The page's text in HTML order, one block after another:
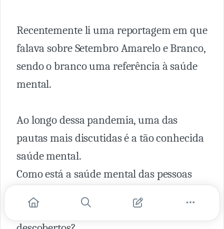
Recentemente li uma reportagem em que
falava sobre Setembro Amarelo e Branco,
sendo o branco uma referência à saúde
mental.
Ao longo dessa pandemia, uma das
pautas mais discutidas é a tão conhecida
saúde mental.
Como está a saúde mental das pessoas
Problemas surgiram ou apenas foram